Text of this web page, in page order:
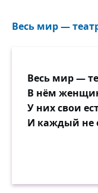
Весь мир —
Весь мир —
В нём
У них свои
И каждый не